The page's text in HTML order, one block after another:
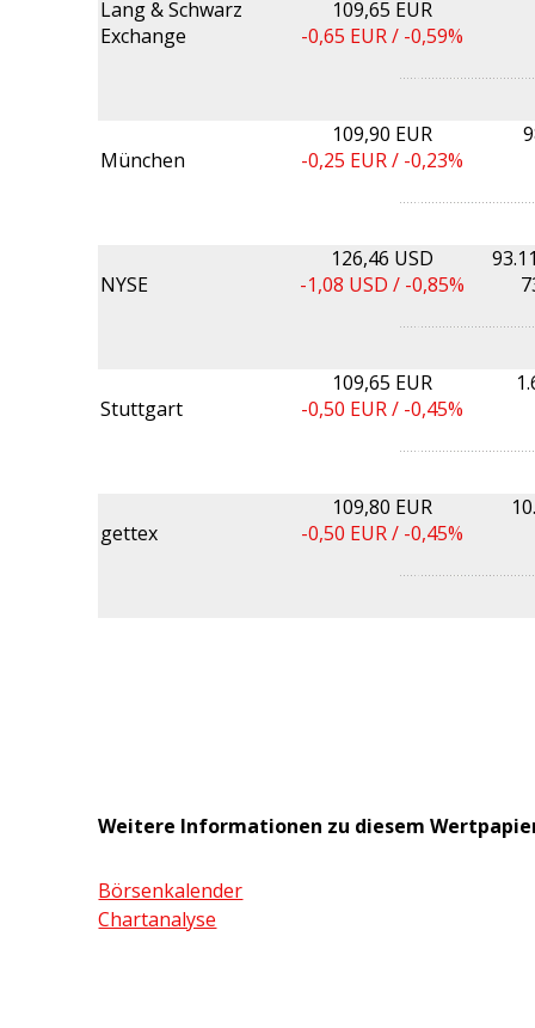
Lang & Schwarz
Exchange
109,65 EUR
-0,65 EUR / -0,59%
München
109,90 EUR
-0,25 EUR / -0,23%
NYSE
126,46 USD
-1,08 USD / -0,85%
Stuttgart
109,65 EUR
-0,50 EUR / -0,45%
gettex
109,80 EUR
-0,50 EUR / -0,45%
Weitere Informationen zu diesem
Börsenkalender
Chartanalyse